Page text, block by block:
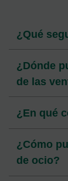
¿Qué
¿Dónde
de las
¿En qué
¿Cómo
de ocio?